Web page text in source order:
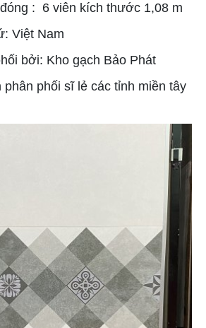
: 6 viên kích thước 1,08 m
Việt Nam
bởi: Kho gạch Bảo Phát
phân phối sĩ lẻ các tỉnh miền tây